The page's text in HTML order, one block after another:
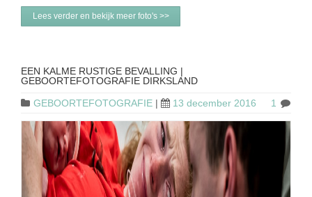
Lees verder en bekijk meer foto's >>
EEN KALME RUSTIGE BEVALLING |
GEBOORTEFOTOGRAFIE DIRKSLAND
GEBOORTEFOTOGRAFIE | 13 december 2016 1